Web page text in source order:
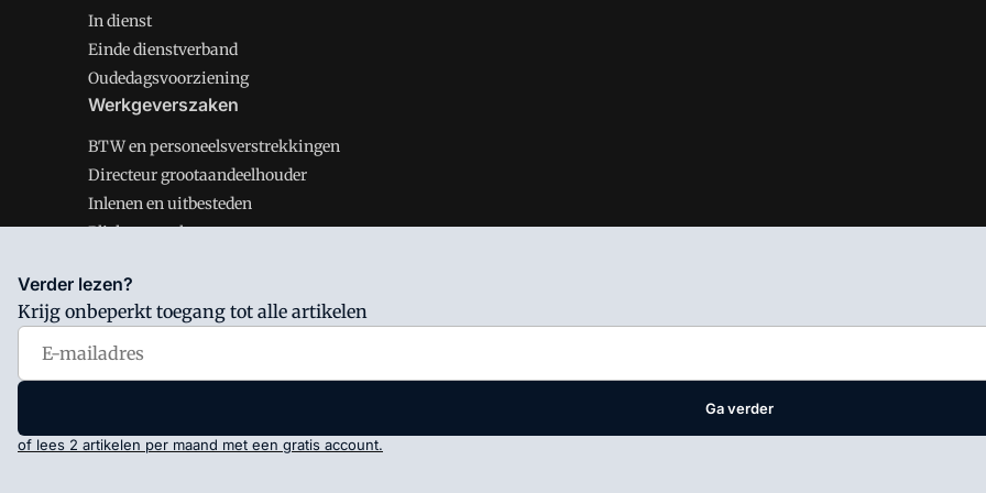
In dienst
Einde dienstverband
Oudedagsvoorziening
Werkgeverszaken
BTW en personeelsverstrekkingen
Directeur grootaandeelhouder
Inlenen en uitbesteden
Plichten werkgever
Salarisnet is onderdeel van VMN media. Lees inons manifestwaar VMN media voor staat. Op gebruik van deze site zijn de
Voorwaarden
Verder lezen?
Krijg onbeperkt toegang tot alle artikelen
Ga verder
of lees 2 artikelen per maand met een gratis account.